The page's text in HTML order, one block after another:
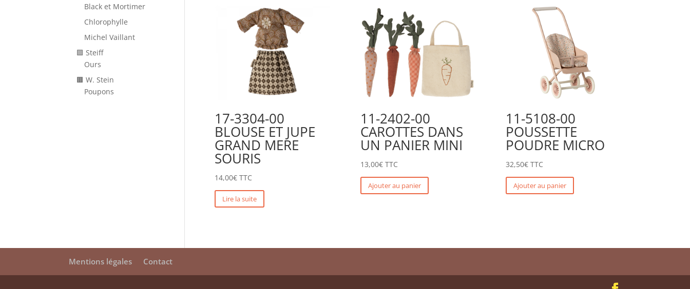
17-3304-00
BLOUSE ET JUPE
GRAND MERE
SOURIS
14,00€ TTC
Lire la suite
11-2402-00
CAROTTES DANS
UN PANIER MINI
13,00€ TTC
Ajouter au panier
11-5108-00
POUSSETTE
POUDRE MICRO
32,50€ TTC
Ajouter au panier
Black et Mortimer
Chlorophylle
Michel Vaillant
🟪 Steiff
Ours
🟫 W. Stein
Poupons
Mentions légales Contact